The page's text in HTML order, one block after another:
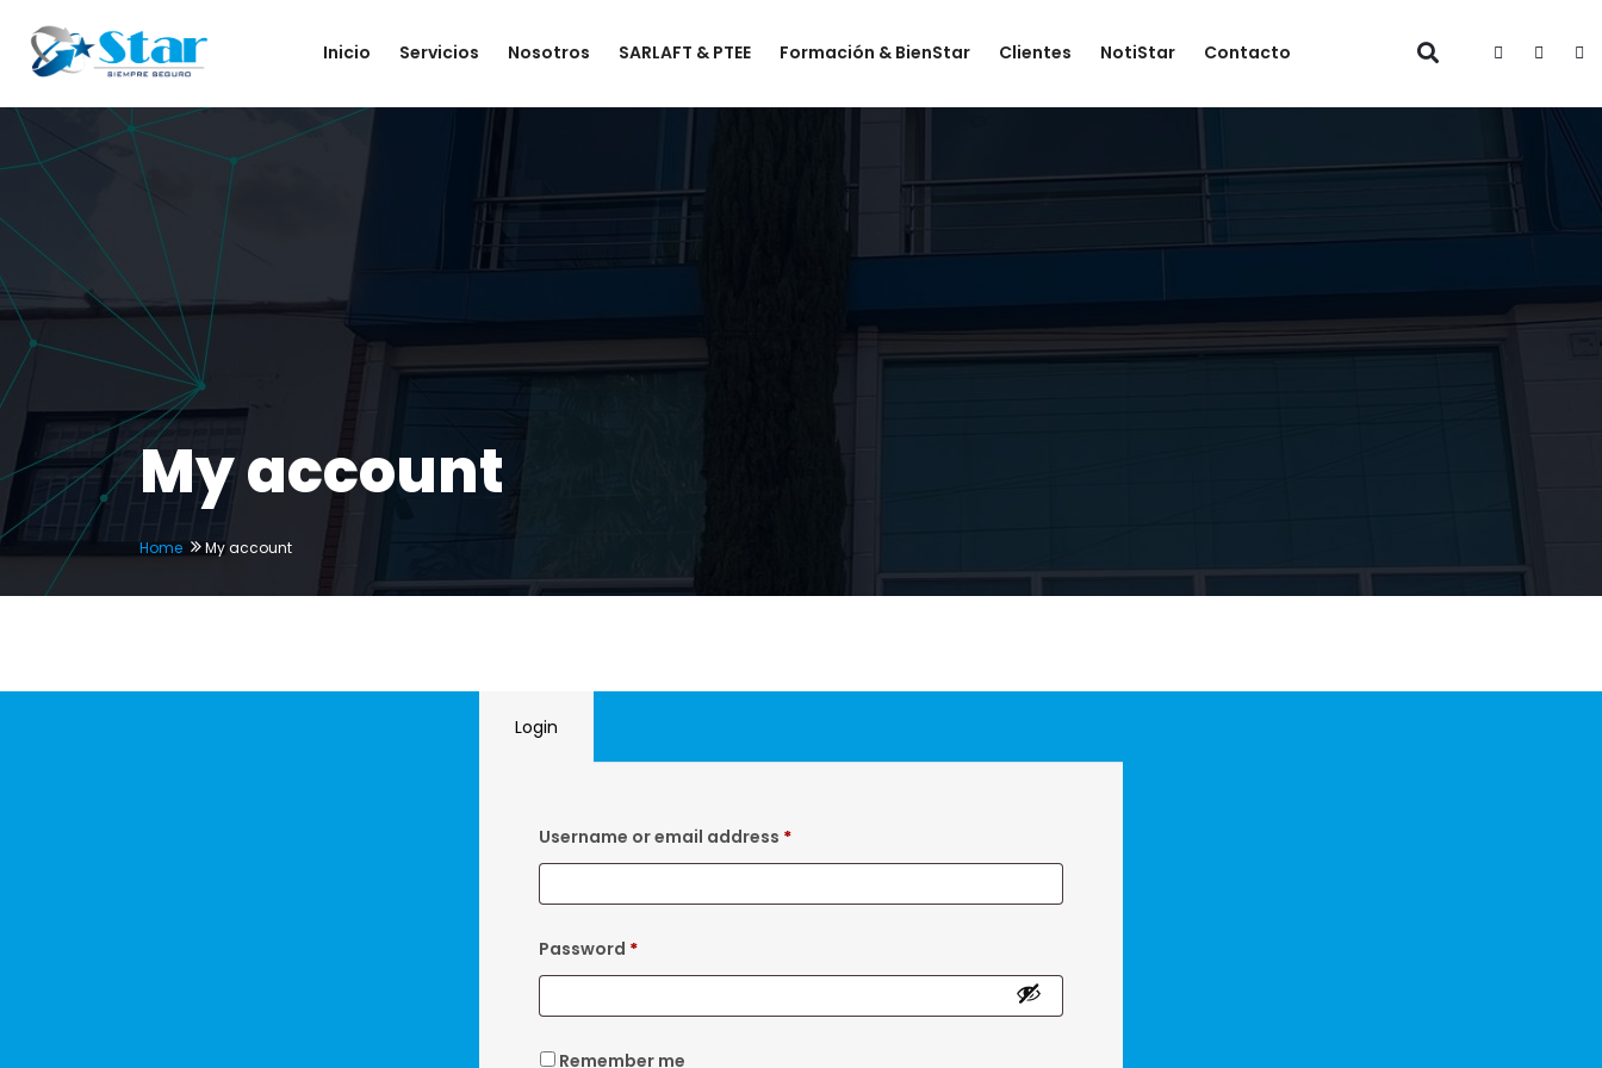
Inicio Servicios Nosotros SARLAFT & PTEE Formación & BienStar Clientes NotiStar Contacto
My account
Home My account
Login
Username or email address *
Password *
Remember me